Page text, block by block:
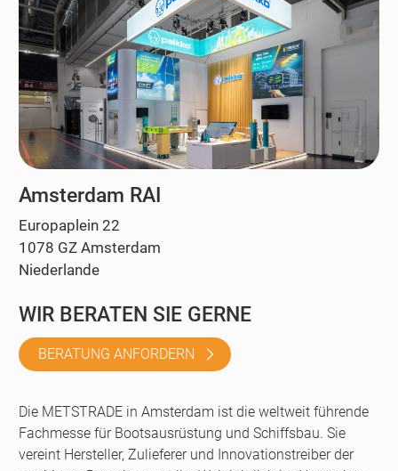
Amsterdam RAI
Europaplein 22
1078 GZ Amsterdam
Niederlande
WIR BERATEN SIE GERNE
BERATUNG ANFORDERN
Die METSTRADE in Amsterdam ist die weltweit führende
Fachmesse für Bootsausrüstung und Schiffsbau. Sie
vereint Hersteller, Zulieferer und Innovationstreiber der